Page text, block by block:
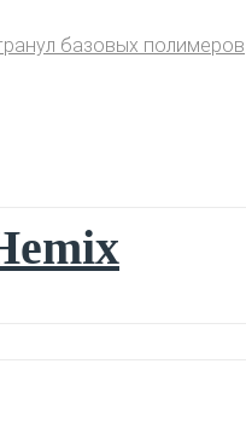
базовых полимеров